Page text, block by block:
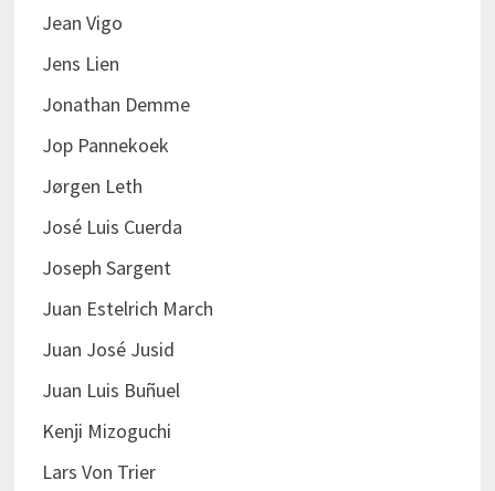
Jean Vigo
Jens Lien
Jonathan Demme
Jop Pannekoek
Jørgen Leth
José Luis Cuerda
Joseph Sargent
Juan Estelrich March
Juan José Jusid
Juan Luis Buñuel
Kenji Mizoguchi
Lars Von Trier